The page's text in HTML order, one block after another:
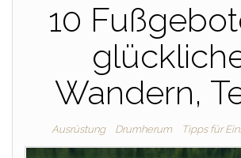
10
Wandern,
Ausrüstung Drumherum Tipps für